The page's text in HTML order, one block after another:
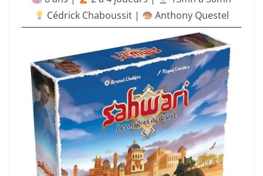
Cédrick Chaboussit |
Anthony Questel